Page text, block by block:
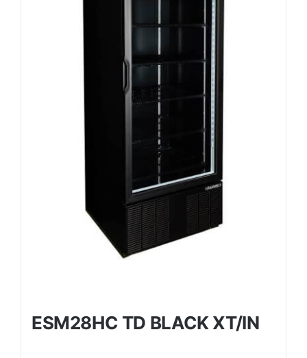
ESM28HC TD BLACK XT/IN